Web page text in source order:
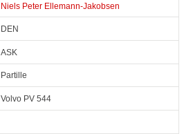
Niels Peter Ellemann-Jakobsen
DEN
ASK
Partille
Volvo PV 544